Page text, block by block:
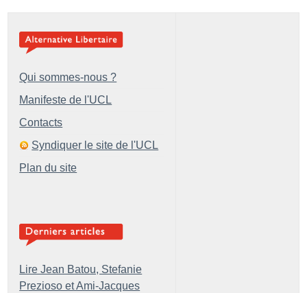
Qui sommes-nous ?
Manifeste de l'UCL
Contacts
Syndiquer le site de l'UCL
Plan du site
Lire Jean Batou, Stefanie
Prezioso et Ami-Jacques